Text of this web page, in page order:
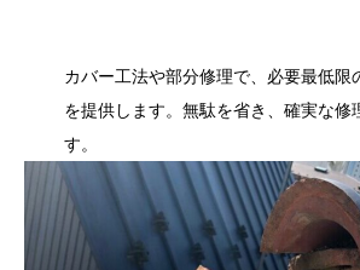
カバー工法や部分修理で、必要最低限
を提供します。無駄を省き、確実な修
す。